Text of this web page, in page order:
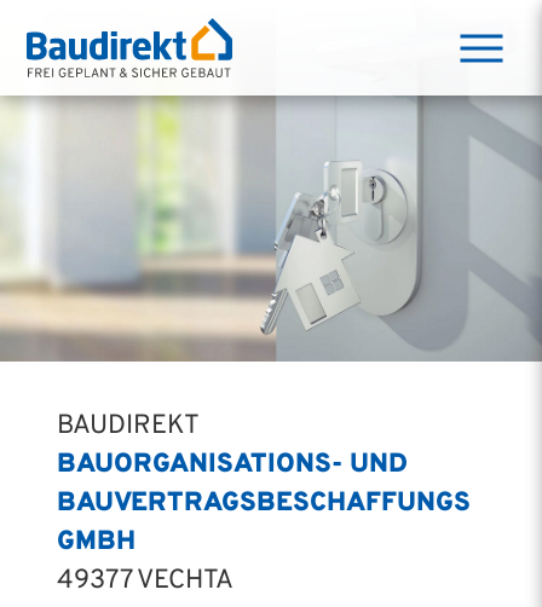
BAUDIREKT
BAUORGANISATIONS- UND
BAUVERTRAGSBESCHAFFUNGS
GMBH
49377 VECHTA